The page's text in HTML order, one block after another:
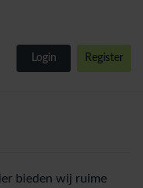
Login Register
bieden wij ruime